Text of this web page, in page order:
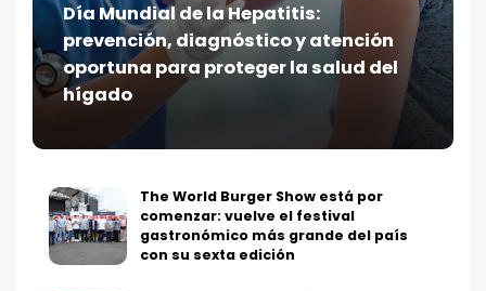
Día Mundial de la Hepatitis:
prevención, diagnóstico y atención
oportuna para proteger la salud del
hígado
The World Burger Show está por
comenzar: vuelve el festival
gastronómico más grande del país
con su sexta edición